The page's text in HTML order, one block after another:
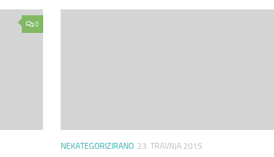
0
NEKATEGORIZIRANO 23. TRAVNJA 2015.